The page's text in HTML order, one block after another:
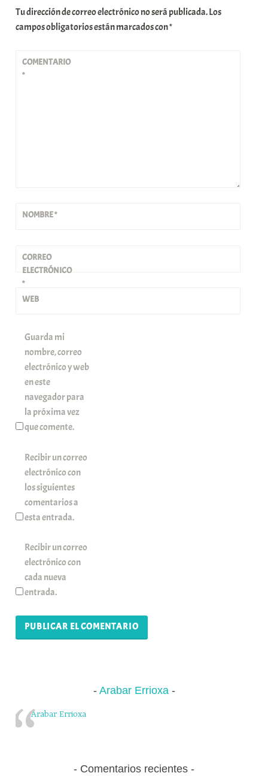
Tu dirección de correo electrónico no será publicada.Los
campos obligatorios están marcados con*
COMENTARIO
*
NOMBRE*
CORREO
ELECTRÓNICO
*
WEB
Guarda mi
nombre, correo
electrónico y web
en este
navegador para
la próxima vez
que comente.
Recibir un correo
electrónico con
los siguientes
comentarios a
esta entrada.
Recibir un correo
electrónico con
cada nueva
entrada.
Arabar Errioxa
Arabar Errioxa
Comentarios recientes